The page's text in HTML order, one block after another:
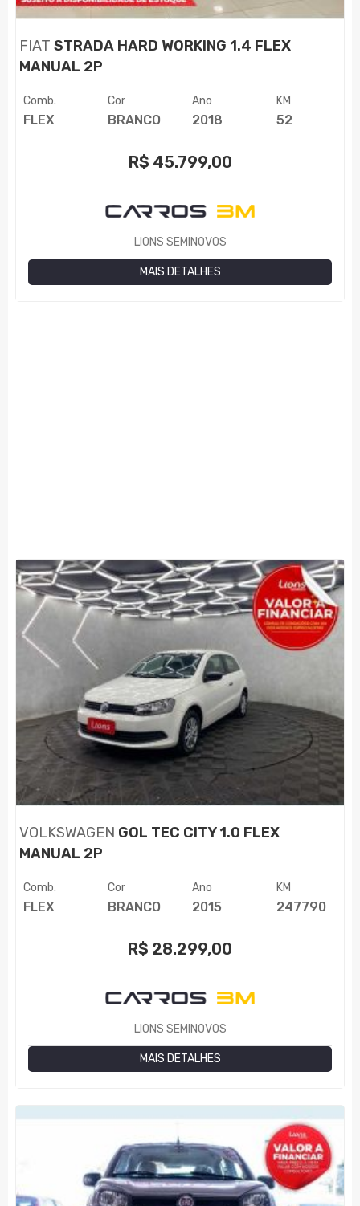
FIAT STRADA HARD WORKING 1.4 FLEX
MANUAL 2P
Comb.
FLEX
Cor
BRANCO
Ano
2018
KM
52
R$ 45.799,00
LIONS SEMINOVOS
MAIS DETALHES
VOLKSWAGEN GOL TEC CITY 1.0 FLEX
MANUAL 2P
Comb.
FLEX
Cor
BRANCO
Ano
2015
KM
247790
R$ 28.299,00
LIONS SEMINOVOS
MAIS DETALHES